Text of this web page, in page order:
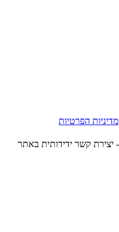
מדיניות הפרטיות